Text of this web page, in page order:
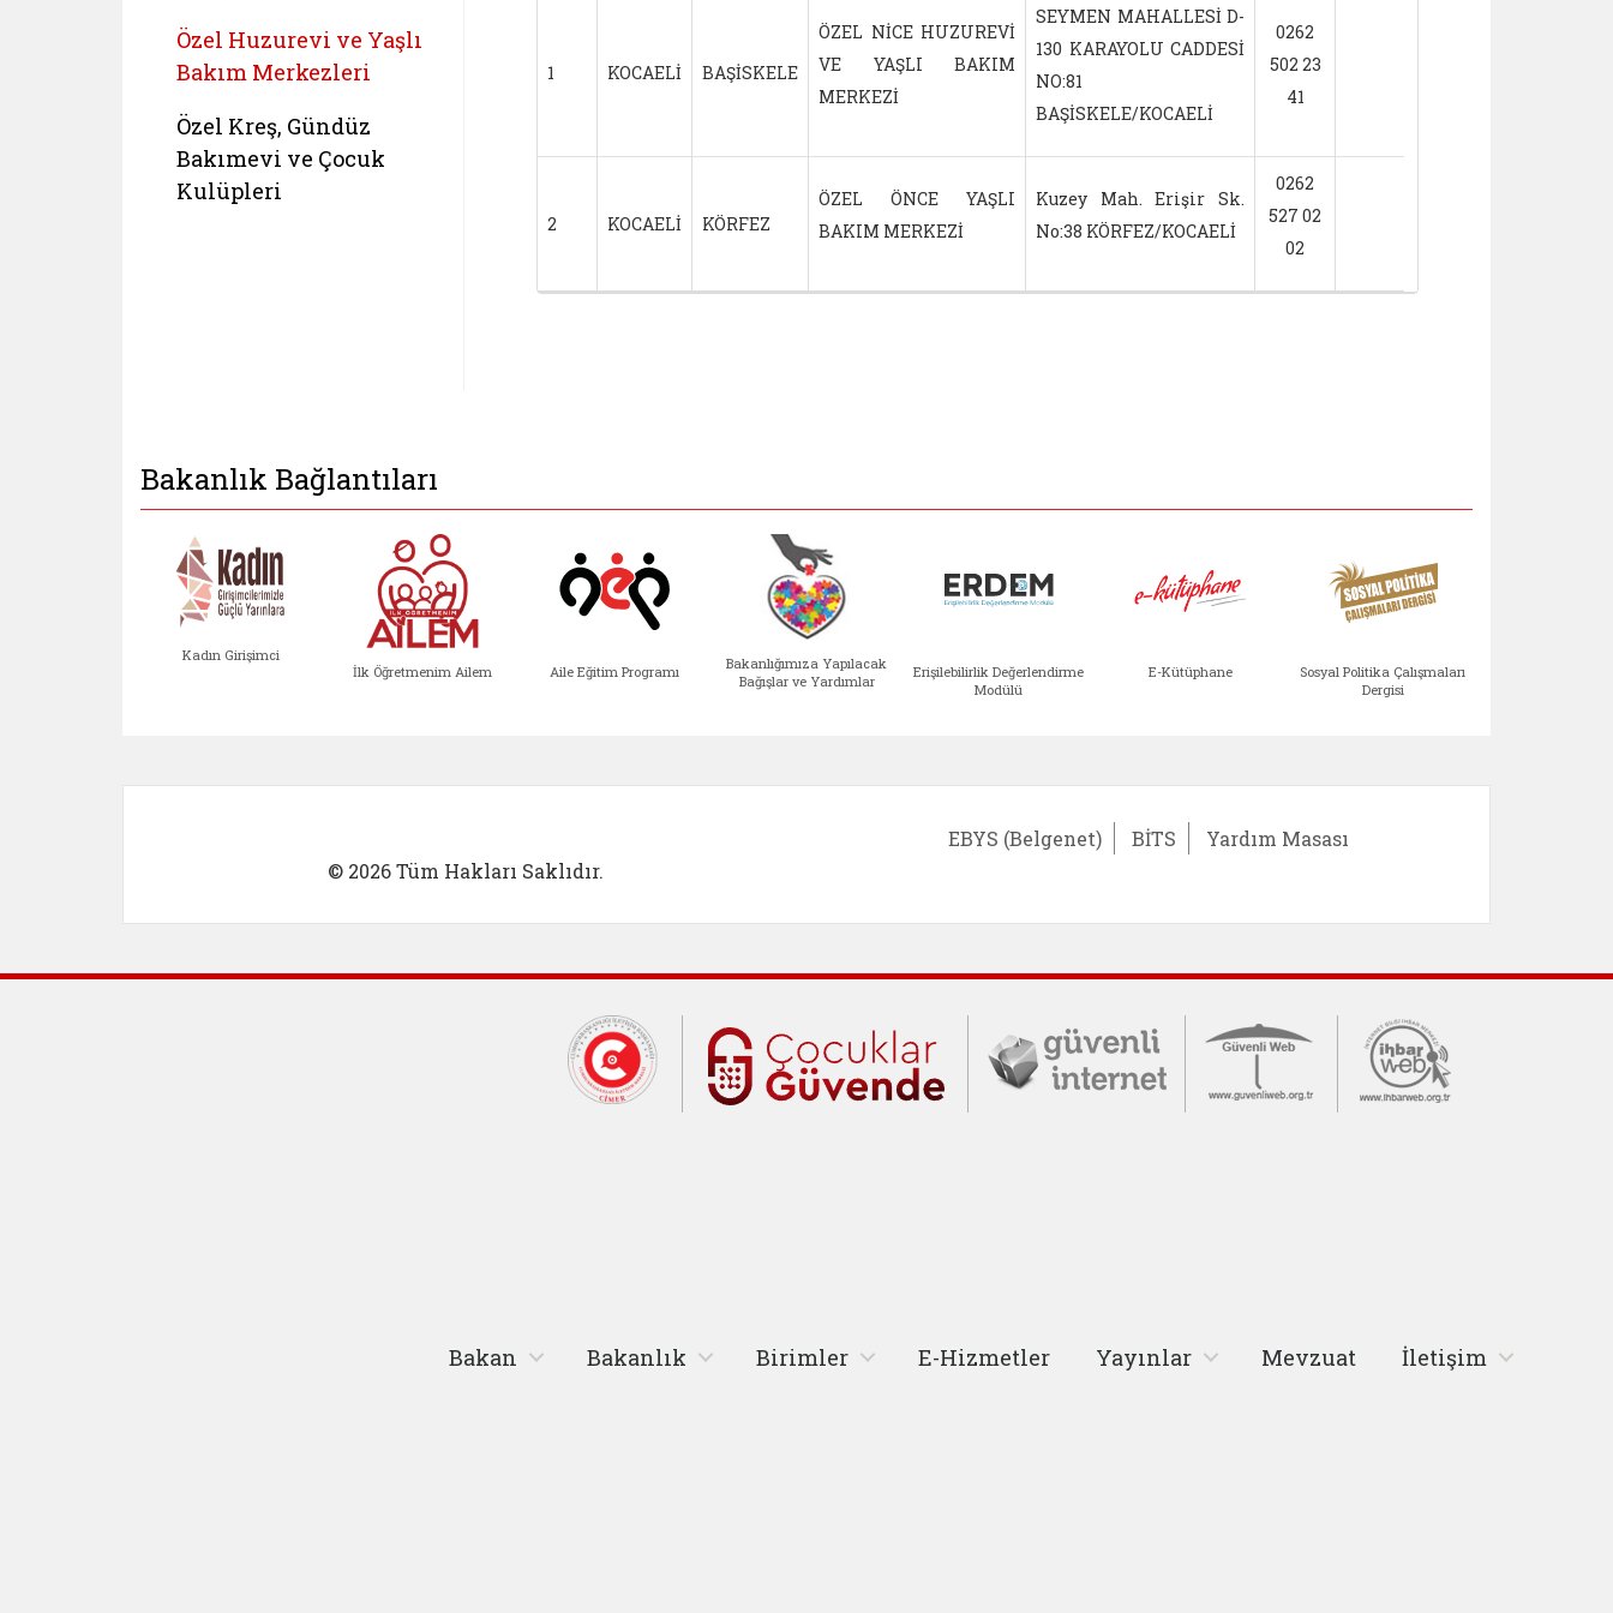
Özel Huzurevi ve Yaşlı
Bakım Merkezleri
Özel Kreş, Gündüz
Bakımevi ve Çocuk
Kulüpleri
1 KOCAELİ BAŞİSKELE
ÖZEL NİCE HUZUREVİ
VE YAŞLI BAKIM
MERKEZİ
SEYMEN MAHALLESİ D-
130 KARAYOLU CADDESİ
NO:81
BAŞİSKELE/KOCAELİ
0262
502 23
41
2 KOCAELİ KÖRFEZ
ÖZEL ÖNCE YAŞLI
BAKIM MERKEZİ
Kuzey Mah. Erişir Sk.
No:38 KÖRFEZ/KOCAELİ
0262
527 02
02
Bakanlık Bağlantıları
Kadın Girişimci
İlk Öğretmenim Ailem
Aile Eğitim Programı
Bakanlığımıza Yapılacak
Bağışlar ve Yardımlar
Erişilebilirlik Değerlendirme
Modülü
E-Kütüphane
Sosyal Politika Çalışmaları
Dergisi
© 2026 Tüm Hakları Saklıdır.
EBYS (Belgenet) BİTS Yardım Masası
Bakan Bakanlık Birimler E-Hizmetler Yayınlar Mevzuat İletişim